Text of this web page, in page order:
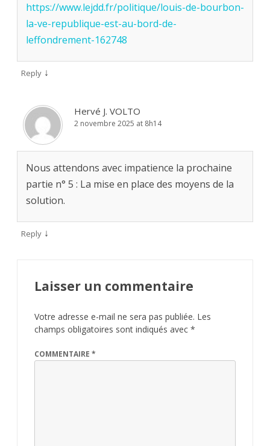
https://www.lejdd.fr/politique/louis-de-bourbon-
la-ve-republique-est-au-bord-de-
leffondrement-162748
Reply ↓
Hervé J. VOLTO
2 novembre 2025 at 8h14
Nous attendons avec impatience la prochaine
partie n° 5 : La mise en place des moyens de la
solution.
Reply ↓
Laisser un commentaire
Votre adresse e-mail ne sera pas publiée. Les
champs obligatoires sont indiqués avec *
COMMENTAIRE *